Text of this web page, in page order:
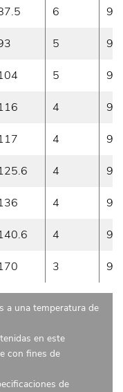
6 9
5 9
5 9
4 9
4 9
4 9
4 9
4 9
3 9
a una temperatura de
en este
con fines de
de